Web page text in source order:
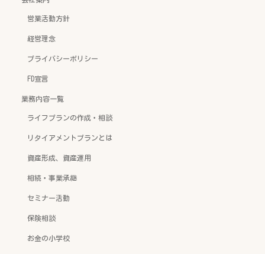
営業活動方針
経営理念
プライバシーポリシー
FD宣言
業務内容一覧
ライフプランの作成・相談
リタイアメントプランとは
資産形成、資産運用
相続・事業承継
セミナー活動
保険相談
お金の小学校